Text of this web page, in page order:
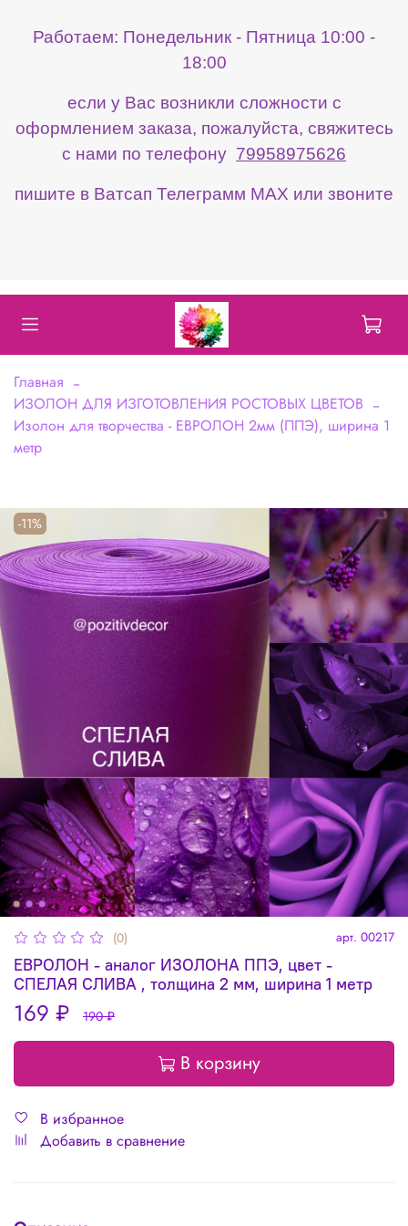
Работаем: Понедельник - Пятница 10:00 -
18:00
если у Вас возникли сложности с
оформлением заказа, пожалуйста, свяжитесь
с нами по телефону 79958975626
пишите в Ватсап Телеграмм МАХ или звоните
Главная
ИЗОЛОН ДЛЯ ИЗГОТОВЛЕНИЯ РОСТОВЫХ ЦВЕТОВ
Изолон для творчества - ЕВРОЛОН 2мм (ППЭ), ширина 1
метр
-11%
(0) арт. 00217
ЕВРОЛОН - аналог ИЗОЛОНА ППЭ, цвет -
СПЕЛАЯ СЛИВА , толщина 2 мм, ширина 1 метр
169 ₽ 190 ₽
В корзину
В избранное
Добавить в сравнение